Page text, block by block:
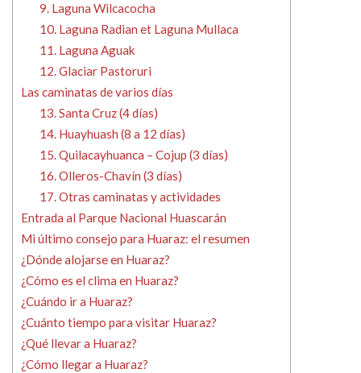
9. Laguna Wilcacocha
10. Laguna Radian et Laguna Mullaca
11. Laguna Aguak
12. Glaciar Pastoruri
Las caminatas de varios días
13. Santa Cruz (4 días)
14. Huayhuash (8 a 12 días)
15. Quilacayhuanca – Cojup (3 días)
16. Olleros-Chavín (3 días)
17. Otras caminatas y actividades
Entrada al Parque Nacional Huascarán
Mi último consejo para Huaraz: el resumen
¿Dónde alojarse en Huaraz?
¿Cómo es el clima en Huaraz?
¿Cuándo ir a Huaraz?
¿Cuánto tiempo para visitar Huaraz?
¿Qué llevar a Huaraz?
¿Cómo llegar a Huaraz?